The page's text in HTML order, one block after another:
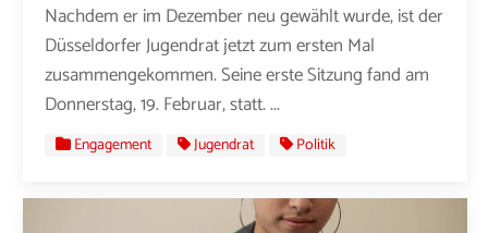
Nachdem er im Dezember neu gewählt wurde, ist der
Düsseldorfer Jugendrat jetzt zum ersten Mal
zusammengekommen. Seine erste Sitzung fand am
Donnerstag, 19. Februar, statt. ...
Engagement Jugendrat Politik